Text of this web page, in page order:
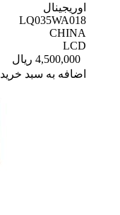
اوریجینال
LQ035WA018
CHINA
LCD
4,500,000 ریال
اضافه به سبد خرید